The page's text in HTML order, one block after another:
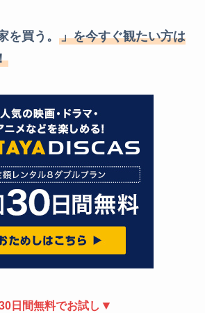
を買う。
」を今すぐ観たい方は
日間無料でお試し ▼